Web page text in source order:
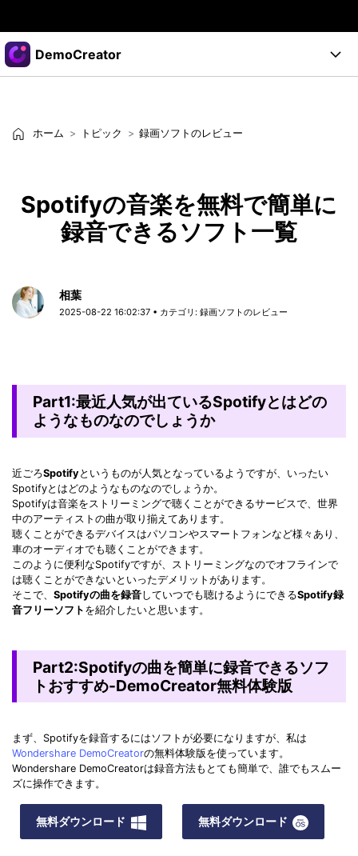
製品
企業情報
サポート
DemoCreator
製品
AI機能
AIヒント
DemoCreatorのユーザー層
サポート
サポート
ホーム トピック 録画ソフトのレビュー
Spotifyの音楽を無料で簡単に
録音できるソフト一覧
相葉
2025-08-22 16:02:37 • カテゴリ:録画ソフトのレビュー
Part1:最近人気が出ているSpotifyとはどの
ようなものなのでしょうか
近ごろSpotifyというものが人気となっているようですが、いったい
Spotifyとはどのようなものなのでしょうか。
Spotifyは音楽をストリーミングで聴くことができるサービスで、世界
中のアーティストの曲が取り揃えてあります。
聴くことができるデバイスはパソコンやスマートフォンなど様々あり、
車のオーディオでも聴くことができます。
このように便利なSpotifyですが、ストリーミングなのでオフラインで
は聴くことができないといったデメリットがあります。
そこで、 Spotifyの曲を録音していつでも聴けるようにできるSpotify録
音フリーソフト を紹介したいと思います。
Part2:Spotifyの曲を簡単に録音できるソフ
トおすすめ-DemoCreator無料体験版
まず、Spotifyを録音するにはソフトが必要になりますが、私は
Wondershare DemoCreatorの無料体験版を使っています。
Wondershare DemoCreatorは録音方法もとても簡単で、誰でもスムー
ズに操作できます。
無料ダウンロード 無料ダウンロード